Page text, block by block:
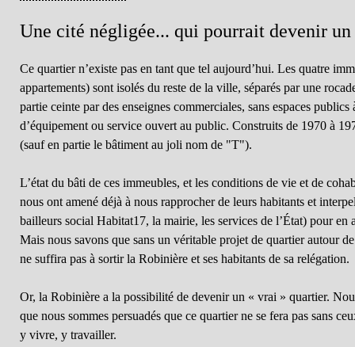
Une cité négligée... qui pourrait devenir
Ce quartier n’existe pas en tant que tel aujourd’hui. Les quatre
appartements) sont isolés du reste de la ville, séparés par une
partie ceinte par des enseignes commerciales, sans espaces
d’équipement ou service ouvert au public. Construits de 1970 à
(sauf en partie le bâtiment au joli nom de "T").
L’état du bâti de ces immeubles, et les conditions de vie et de
nous ont amené déjà à nous rapprocher de leurs habitants et
bailleurs social Habitat17, la mairie, les services de l’État) pour en
Mais nous savons que sans un véritable projet de quartier autour
ne suffira pas à sortir la Robinière et ses habitants de sa relégation.
Or, la Robinière a la possibilité de devenir un « vrai » quartier.
que nous sommes persuadés que ce quartier ne se fera pas sans
y vivre, y travailler.